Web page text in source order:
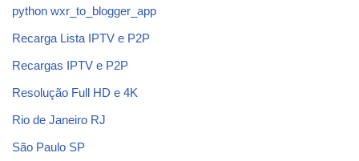
python wxr_to_blogger_app
Recarga Lista IPTV e P2P
Recargas IPTV e P2P
Resolução Full HD e 4K
Rio de Janeiro RJ
São Paulo SP